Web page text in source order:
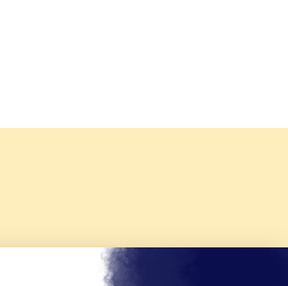
d'été 2026 de KTO